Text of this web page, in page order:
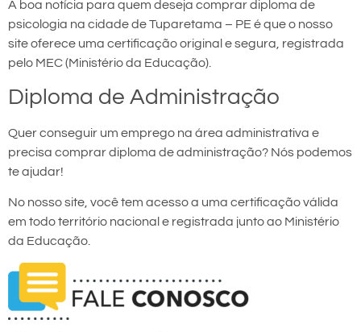
A boa notícia para quem deseja comprar diploma de
psicologia na cidade de Tuparetama – PE é que o nosso
site oferece uma certificação original e segura, registrada
pelo MEC (Ministério da Educação).
Diploma de Administração
Quer conseguir um emprego na área administrativa e
precisa comprar diploma de administração? Nós podemos
te ajudar!
No nosso site, você tem acesso a uma certificação válida
em todo território nacional e registrada junto ao Ministério
da Educação.